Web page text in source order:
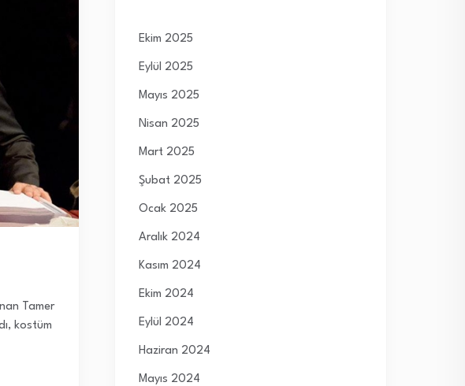
Tamer
kostüm
Ekim 2025
Eylül 2025
Mayıs 2025
Nisan 2025
Mart 2025
Şubat 2025
Ocak 2025
Aralık 2024
Kasım 2024
Ekim 2024
Eylül 2024
Haziran 2024
Mayıs 2024